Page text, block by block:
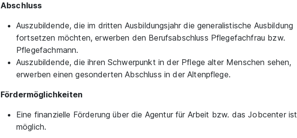
Abschluss
Auszubildende, die im dritten Ausbildungsjahr die generalistische Ausbildung
fortsetzen möchten, erwerben den Berufsabschluss Pflegefachfrau bzw.
Pflegefachmann.
Auszubildende, die ihren Schwerpunkt in der Pflege alter Menschen sehen,
erwerben einen gesonderten Abschluss in der Altenpflege.
Fördermöglichkeiten
Eine finanzielle Förderung über die Agentur für Arbeit bzw. das Jobcenter ist
möglich.